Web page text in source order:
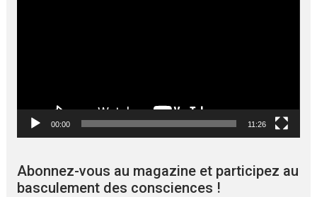
00:00 11:26
Abonnez-vous au magazine et participez au
basculement des consciences !